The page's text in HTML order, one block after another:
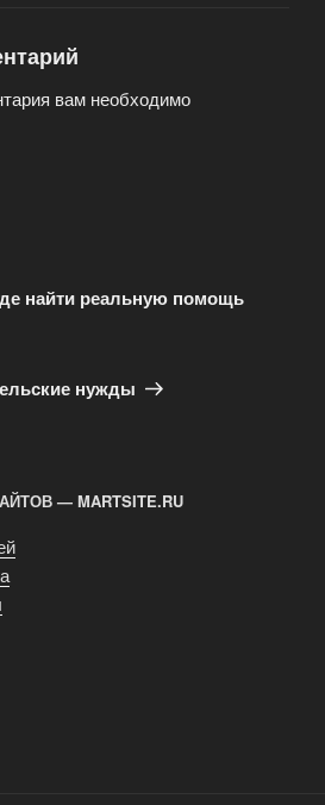
вам необходимо
найти реальную помощь
нужды
— MARTSITE.RU